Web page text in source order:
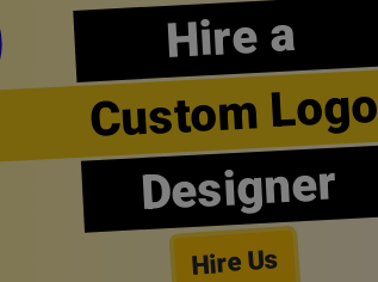
Hire a
Custom Logo
Designer
Hire Us